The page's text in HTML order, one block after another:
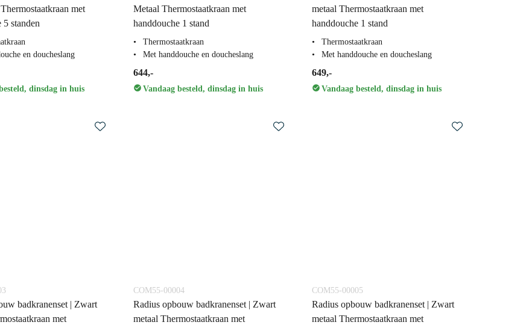
met
5 standen
en doucheslang
dinsdag in huis
Metaal Thermostaatkraan met
handdouche 1 stand
Thermostaatkraan
Met handdouche en doucheslang
644,-
Vandaag besteld, dinsdag in huis
metaal Thermostaatkraan met
handdouche 1 stand
Thermostaatkraan
Met handdouche en doucheslang
649,-
Vandaag besteld, dinsdag in huis
badkranenset | Zwart
met
COM55-00004
Radius opbouw badkranenset | Zwart
metaal Thermostaatkraan met
COM55-00005
Radius opbouw badkranenset | Zwart
metaal Thermostaatkraan met